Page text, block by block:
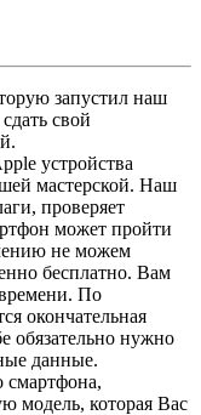
запустил наш
свой
устройства
мастерской. Наш
проверяет
может пройти
не можем
бесплатно. Вам
По
окончательная
обязательно нужно
данные.
смартфона,
модель, которая Вас